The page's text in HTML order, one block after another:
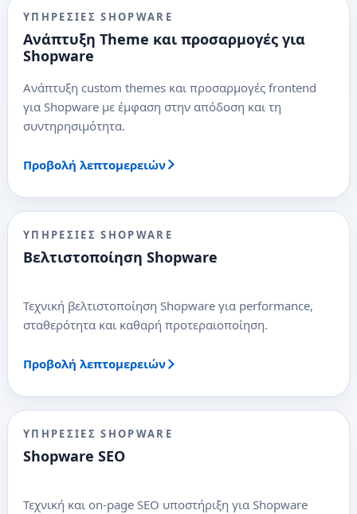
ΥΠΗΡΕΣΊΕΣ SHOPWARE
Ανάπτυξη Theme και προσαρμογές για
Shopware
Ανάπτυξη custom themes και προσαρμογές frontend
για Shopware με έμφαση στην απόδοση και τη
συντηρησιμότητα.
Προβολή λεπτομερειών
ΥΠΗΡΕΣΊΕΣ SHOPWARE
Βελτιστοποίηση Shopware
Τεχνική βελτιστοποίηση Shopware για performance,
σταθερότητα και καθαρή προτεραιοποίηση.
Προβολή λεπτομερειών
ΥΠΗΡΕΣΊΕΣ SHOPWARE
Shopware SEO
Τεχνική και on-page SEO υποστήριξη για Shopware